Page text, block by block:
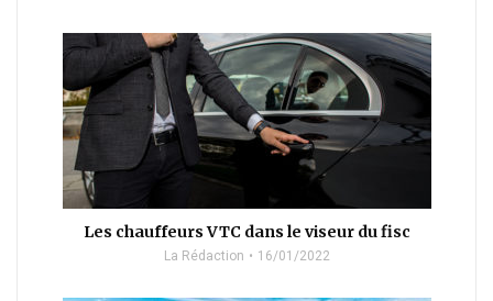
Les chauffeurs VTC dans le viseur du fisc
La Rédaction 16/01/2022